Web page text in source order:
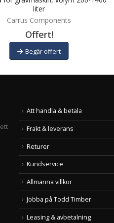
liter
Carrus Components
Offert!
Begär offert
Att handla & betala
Frakt & leverans
Returer
Kundservice
Allmänna villkor
Jobba på Todd Timber
Leasing & avbetalning